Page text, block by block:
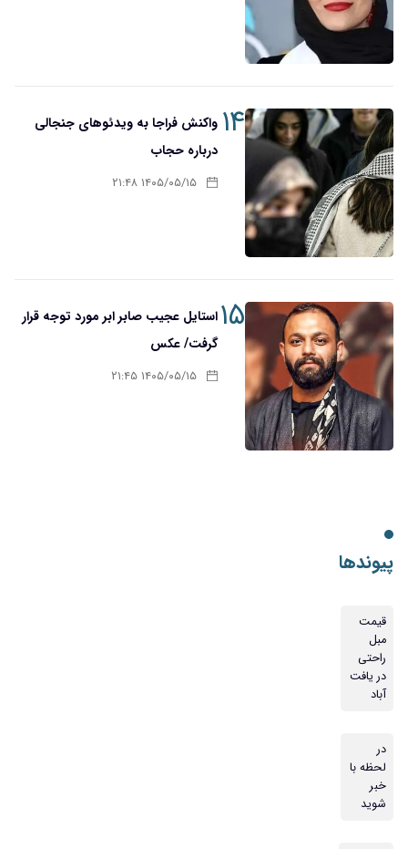
۱۴ واکنش فراجا به ویدئوهای جنجالی
درباره حجاب
۱۴۰۵/۰۵/۱۵ ۲۱:۴۸
۱۵استایل عجیب صابر ابر مورد توجه قرار
گرفت/ عکس
۱۴۰۵/۰۵/۱۵ ۲۱:۴۵
پیوندها
قیمت
مبل
راحتی
در یافت
آباد
در
لحظه با
خبر
شوید